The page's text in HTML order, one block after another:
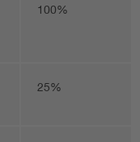
100%
25%